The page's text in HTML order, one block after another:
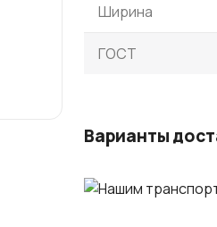
Ширина
ГОСТ
Варианты